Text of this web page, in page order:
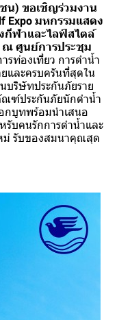
น) ขอเชิญร่วมงาน
Expo มหกรรมแสดง
กีฬาและไลฟ์สไตล์
ณ ศูนย์การประชุม
รท่องเที่ยว การดำน้ำ
และครบครันที่สุดใน
บริษัทประกันภัยราย
ณฑ์ประกันภัยนักดำน้ำ
กบูทพร้อมนำเสนอ
บคนรักการดำน้ำและ
ม่ รับของสมนาคุณสุด